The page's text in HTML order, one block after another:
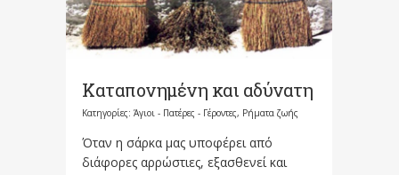
Καταπονημένη και αδύνατη
Κατηγορίες: Άγιοι - Πατέρες - Γέροντες, Ρήματα ζωής
Όταν η σάρκα μας υποφέρει από
διάφορες αρρώστιες, εξασθενεί και